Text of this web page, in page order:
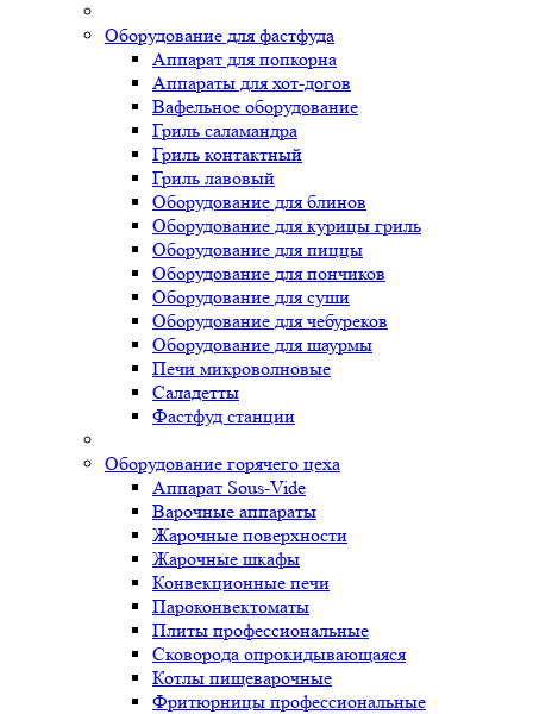
Оборудование для фастфуда
Аппарат для попкорна
Аппараты для хот-догов
Вафельное оборудование
Гриль саламандра
Гриль контактный
Гриль лавовый
Оборудование для блинов
Оборудование для курицы гриль
Оборудование для пиццы
Оборудование для пончиков
Оборудование для суши
Оборудование для чебуреков
Оборудование для шаурмы
Печи микроволновые
Саладетты
Фастфуд станции
Оборудование горячего цеха
Аппарат Sous-Vide
Варочные аппараты
Жарочные поверхности
Жарочные шкафы
Конвекционные печи
Пароконвектоматы
Плиты профессиональные
Сковорода опрокидывающаяся
Котлы пищеварочные
Фритюрницы профессиональные